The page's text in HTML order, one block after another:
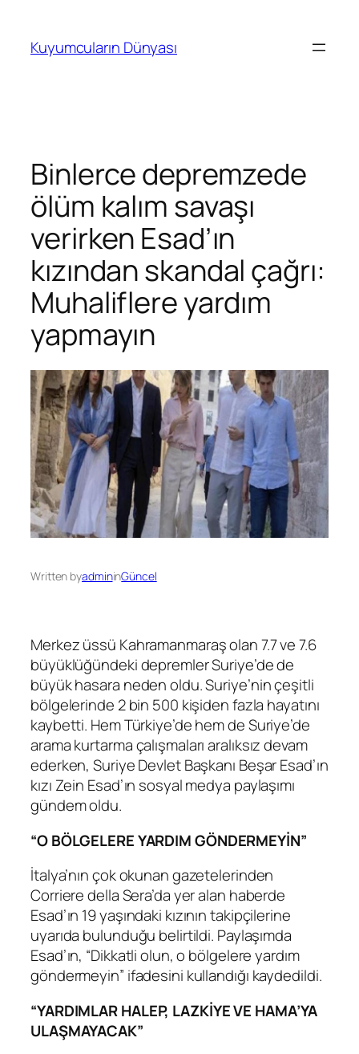
Kuyumcuların Dünyası
Binlerce depremzede
ölüm kalım savaşı
verirken Esad’ın
kızından skandal çağrı:
Muhaliflere yardım
yapmayın
Written byadmininGüncel
Merkez üssü Kahramanmaraş olan 7.7 ve 7.6
büyüklüğündeki depremler Suriye’de de
büyük hasara neden oldu. Suriye’nin çeşitli
bölgelerinde 2 bin 500 kişiden fazla hayatını
kaybetti. Hem Türkiye’de hem de Suriye’de
arama kurtarma çalışmaları aralıksız devam
ederken, Suriye Devlet Başkanı Beşar Esad’ın
kızı Zein Esad’ın sosyal medya paylaşımı
gündem oldu.
“O BÖLGELERE YARDIM GÖNDERMEYİN”
İtalya’nın çok okunan gazetelerinden
Corriere della Sera’da yer alan haberde
Esad’ın 19 yaşındaki kızının takipçilerine
uyarıda bulunduğu belirtildi. Paylaşımda
Esad’ın, “Dikkatli olun, o bölgelere yardım
göndermeyin” ifadesini kullandığı kaydedildi.
“YARDIMLAR HALEP, LAZKİYE VE HAMA’YA
ULAŞMAYACAK”